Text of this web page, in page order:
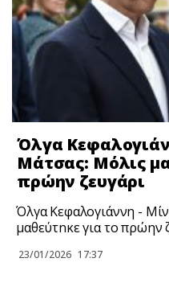
Όλγα
Μάτσας: Μόλις
πρώην ζευγάρι
Όλγα Κεφαλογιάννη -
μαθεύτnκε για το πρώην
23/01/2026 17:37